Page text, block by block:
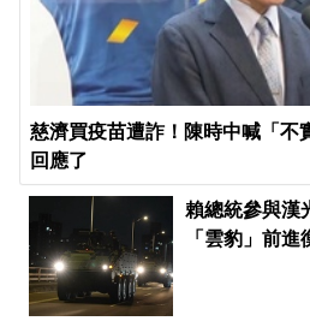
慈濟買疫苗遭詐！陳時中喊「不
回應了
賴總統參與漢
「雲豹」前進